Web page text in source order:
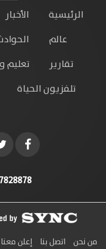
الرئيسية الأخبار
عالم
تقارير
تعليم
تلفزيون الحياة
- 01277893398
من نحن
اتصل بنا إعلن معنا